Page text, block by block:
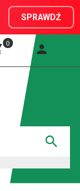
SPRAWDŹ
0